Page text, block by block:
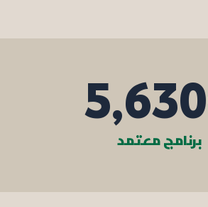
برنامج معتمد
5,630